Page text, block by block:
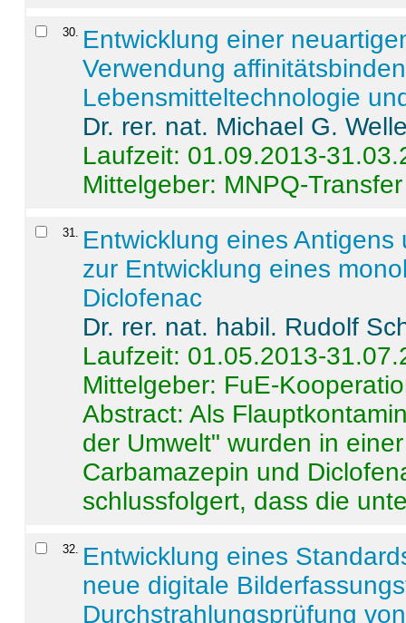
30. Entwicklung einer
Verwendung
Lebensmitteltechnologie
Dr. rer. nat. Michael G.
Laufzeit: 01.09.2013-
Mittelgeber: MNPQ-Transfer
31. Entwicklung eines
zur Entwicklung eines
Diclofenac
Dr. rer. nat. habil. Rudolf
Laufzeit: 01.05.2013-
Mittelgeber: FuE-
Abstract:Als
der Umwelt" wurden in
Carbamazepin und
schlussfolgert, dass die
32. Entwicklung eines
neue digitale
Durchstrahlungsprüfung